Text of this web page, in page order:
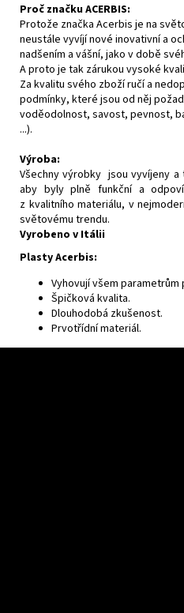
Proč značku ACERBIS:
Protože značka Acerbis je na
neustále vyvíjí nové inovativní a
nadšením a vášní, jako v době
A proto je tak zárukou vysoké
Za kvalitu svého zboží ručí a
podmínky, které jsou od něj
voděodolnost, savost, pevnost,
...).
Výroba:
Všechny výrobky jsou vyvíjeny
aby byly plně funkční a
z kvalitního materiálu, v
světovému trendu.
Vyrobeno v Itálii
Plasty Acerbis:
Vyhovují všem
Špičková kvalita.
Dlouhodobá zkušenost.
Prvotřídní materiál.